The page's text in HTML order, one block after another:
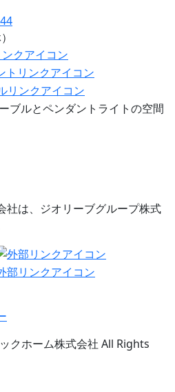
は、 ジオリーブグループ株式
クホーム株式会社 All Rights